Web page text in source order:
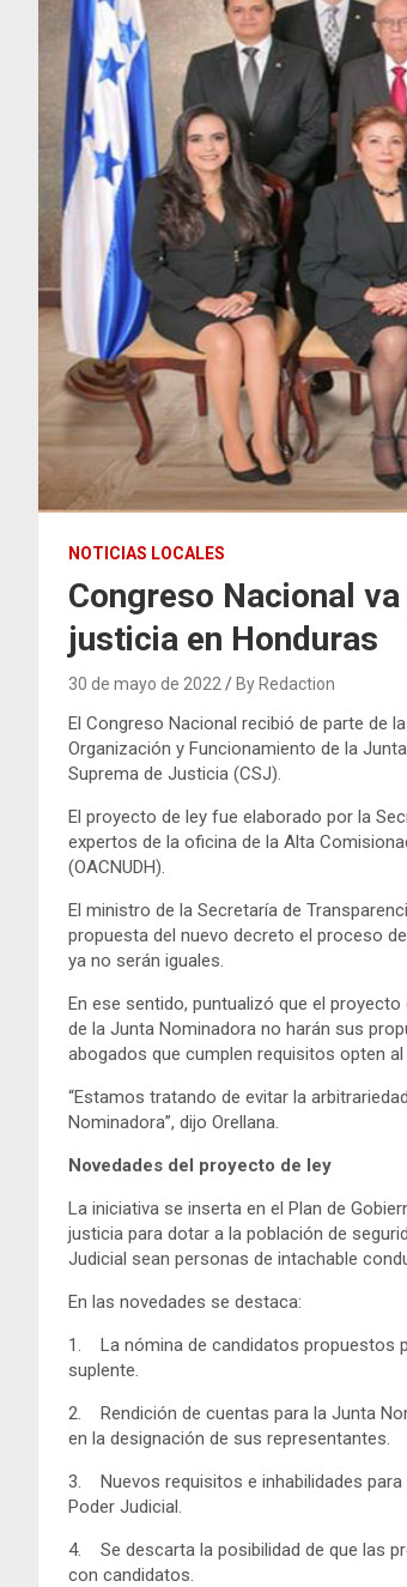
NOTICIAS LOCALES
Congreso Nacional
justicia en Honduras
30 de mayo de 2022 By Redaction
El Congreso Nacional recibió de parte de
Organización y Funcionamiento de la
Suprema de Justicia (CSJ).
El proyecto de ley fue elaborado por la
expertos de la oficina de la Alta
(OACNUDH).
El ministro de la Secretaría de
propuesta del nuevo decreto el proceso
ya no serán iguales.
En ese sentido, puntualizó que el
de la Junta Nominadora no harán sus
abogados que cumplen requisitos opten
“Estamos tratando de evitar la
Nominadora”, dijo Orellana.
Novedades del proyecto de ley
La iniciativa se inserta en el Plan de
justicia para dotar a la población de
Judicial sean personas de intachable
En las novedades se destaca:
1. La nómina de candidatos propuestos
suplente.
2. Rendición de cuentas para la Junta
en la designación de sus representantes.
3. Nuevos requisitos e inhabilidades para
Poder Judicial.
4. Se descarta la posibilidad de que las
con candidatos.